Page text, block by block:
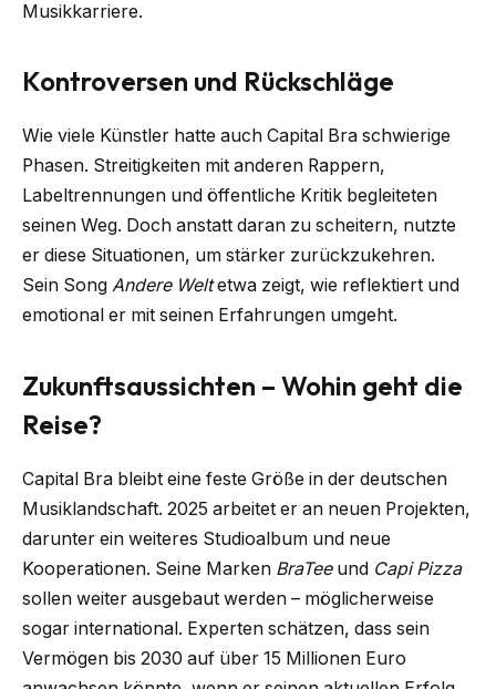
Musikkarriere.
Kontroversen und Rückschläge
Wie viele Künstler hatte auch Capital Bra schwierige
Phasen. Streitigkeiten mit anderen Rappern,
Labeltrennungen und öffentliche Kritik begleiteten
seinen Weg. Doch anstatt daran zu scheitern, nutzte
er diese Situationen, um stärker zurückzukehren.
Sein Song Andere Weltetwa zeigt, wie reflektiert und
emotional er mit seinen Erfahrungen umgeht.
Zukunftsaussichten – Wohin geht die
Reise?
Capital Bra bleibt eine feste Größe in der deutschen
Musiklandschaft. 2025 arbeitet er an neuen Projekten,
darunter ein weiteres Studioalbum und neue
Kooperationen. Seine Marken BraTeeund Capi Pizza
sollen weiter ausgebaut werden – möglicherweise
sogar international. Experten schätzen, dass sein
Vermögen bis 2030 auf über 15 Millionen Euro